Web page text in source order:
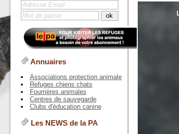
Annuaires
Associations protection animale
Refuges chiens chats
Fourrières animales
Centres de sauvegarde
Clubs d'éducation canine
Les NEWS de la PA